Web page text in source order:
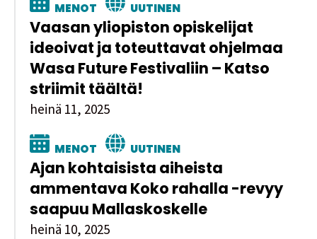
MENOT UUTINEN
Vaasan yliopiston opiskelijat
ideoivat ja toteuttavat ohjelmaa
Wasa Future Festivaliin – Katso
striimit täältä!
heinä 11, 2025
MENOT UUTINEN
Ajan kohtaisista aiheista
ammentava Koko rahalla -revyy
saapuu Mallaskoskelle
heinä 10, 2025